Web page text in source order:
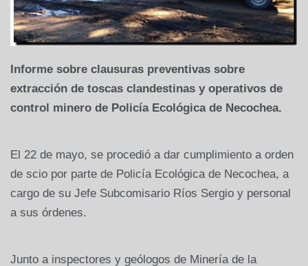
Informe sobre clausuras preventivas sobre
extracción de toscas clandestinas y operativos de
control minero de Policía Ecológica de Necochea.
El 22 de mayo, se procedió a dar cumplimiento a orden
de scio por parte de Policía Ecológica de Necochea, a
cargo de su Jefe Subcomisario Ríos Sergio y personal
a sus órdenes.
Junto a inspectores y geólogos de Minería de la